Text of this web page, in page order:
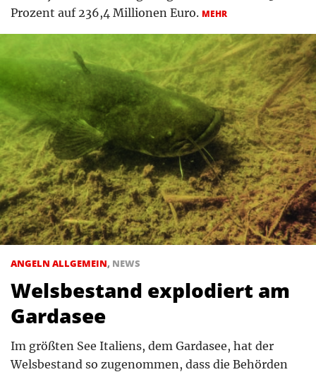
Prozent auf 236,4 Millionen Euro. MEHR
ANGELN ALLGEMEIN, NEWS
Welsbestand explodiert am
Gardasee
Im größten See Italiens, dem Gardasee, hat der
Welsbestand so zugenommen, dass die Behörden